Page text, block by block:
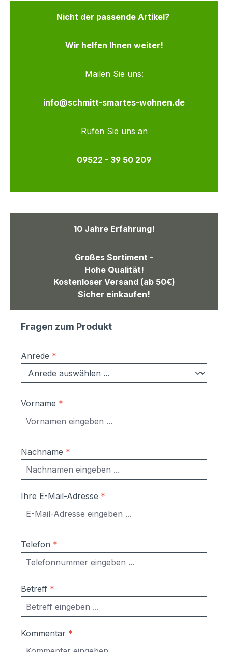
Nicht der passende Artikel?
Wir helfen Ihnen weiter!
Mailen Sie uns:
info@schmitt-smartes-wohnen.de
Rufen Sie uns an
09522 - 39 50 209
10 Jahre Erfahrung!
Großes Sortiment -
Hohe Qualität!
Kostenloser Versand (ab 50€)
Sicher einkaufen!
Fragen zum Produkt
Anrede *
Vorname *
Nachname *
Ihre E-Mail-Adresse *
Telefon *
Betreff *
Kommentar *